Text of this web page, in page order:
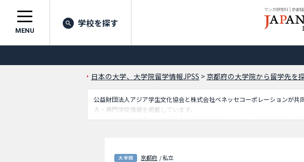
マンガ研究科 | 京都
MENU
学校を探す
日本の大学、大学院留学情報JPSS > 京都府の大学院から留学先を
公益財団法人アジア学生文化協会と株式会社ベネッセコーポレーションが
大・専門学校情報を掲載しています。
こちらでは京都精華大学に関する詳細情報を記載しており、芸術研究科や
京都府 / 私立